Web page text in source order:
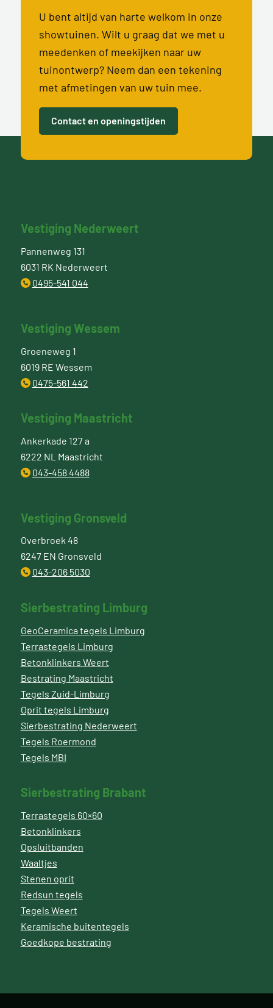
U bent altijd van harte welkom in onze
showtuinen. Wilt u graag dat we met u
meedenken of meekijken naar uw
tuinontwerp? Neem dan een tekening
met afmetingen van uw tuin mee.
Contact en openingstijden
Vestiging Nederweert
Pannenweg 131
6031 RK Nederweert
0495-541 044
Vestiging Wessem
Groeneweg 1
6019 RE Wessem
0475-561 442
Vestiging Maastricht
Ankerkade 127 a
6222 NL Maastricht
043-458 4488
Vestiging Gronsveld
Overbroek 48
6247 EN Gronsveld
043-206 5030
Sierbestrating Limburg
GeoCeramica tegels Limburg
Terrastegels Limburg
Betonklinkers Weert
Bestrating Maastricht
Tegels Zuid-Limburg
Oprit tegels Limburg
Sierbestrating Nederweert
Tegels Roermond
Tegels MBI
Sierbestrating Brabant
Terrastegels 60×60
Betonklinkers
Opsluitbanden
Waaltjes
Stenen oprit
Redsun tegels
Tegels Weert
Keramische buitentegels
Goedkope bestrating